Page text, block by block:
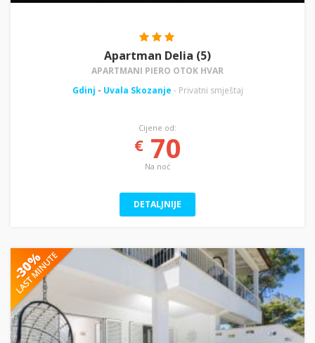
Apartman Delia (5)
APARTMANI PIERO OTOK HVAR
Gdinj - Uvala Skozanje - Privatni smještaj
Cijene od:
€70
Na noć
DETALJNIJE